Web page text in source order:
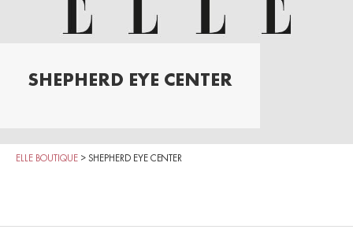
SHEPHERD EYE CENTER
ELLE BOUTIQUE > SHEPHERD EYE CENTER